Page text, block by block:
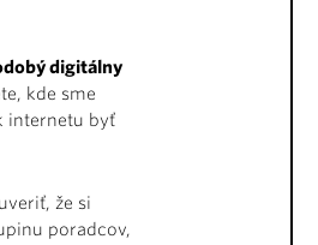
digitálny
kde sme
internetu byť
že si
poradcov,